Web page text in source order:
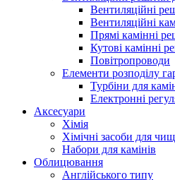
Вентиляційні
Вентиляційні
Прямі камінні
Кутові камінні
Повітропроводи
Елементи розподілу
Турбіни для
Електронні
Аксесуари
Хімія
Хімічні засоби для
Набори для камінів
Облицювання
Англійського типу